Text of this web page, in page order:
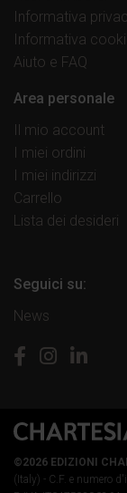
Informativa
Informativa
Aiuto e FAQ
Area personale
Il mio account
I miei ordini
I miei indirizzi
Carrello
Lista dei desideri
Seguici su:
News
©2026 EDIZIONI
(Italy) - C.F. e numero